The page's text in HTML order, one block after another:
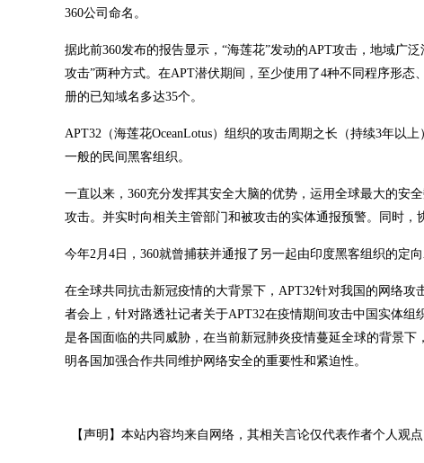
360公司命名。
据此前360发布的报告显示，“海莲花”发动的APT攻击，地域广
攻击”两种方式。在APT潜伏期间，至少使用了4种不同程序形
册的已知域名多达35个。
APT32（海莲花OceanLotus）组织的攻击周期之长（持续3年以
一般的民间黑客组织。
一直以来，360充分发挥其安全大脑的优势，运用全球最大的安
攻击。并实时向相关主管部门和被攻击的实体通报预警。同时，
今年2月4日，360就曾捕获并通报了另一起由印度黑客组织的定
在全球共同抗击新冠疫情的大背景下，APT32针对我国的网络
者会上，针对路透社记者关于APT32在疫情期间攻击中国实体
是各国面临的共同威胁，在当前新冠肺炎疫情蔓延全球的背景
明各国加强合作共同维护网络安全的重要性和紧迫性。
【声明】本站内容均来自网络，其相关言论仅代表作者个人